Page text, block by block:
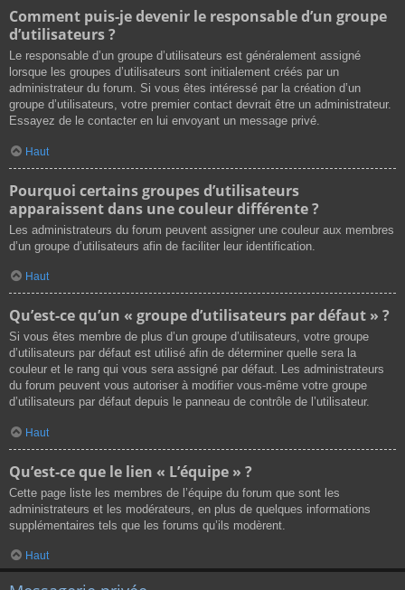
Comment puis-je devenir le responsable d’un groupe
d’utilisateurs ?
Le responsable d’un groupe d’utilisateurs est généralement assigné
lorsque les groupes d’utilisateurs sont initialement créés par un
administrateur du forum. Si vous êtes intéressé par la création d’un
groupe d’utilisateurs, votre premier contact devrait être un administrateur.
Essayez de le contacter en lui envoyant un message privé.
Haut
Pourquoi certains groupes d’utilisateurs
apparaissent dans une couleur différente ?
Les administrateurs du forum peuvent assigner une couleur aux membres
d’un groupe d’utilisateurs afin de faciliter leur identification.
Haut
Qu’est-ce qu’un « groupe d’utilisateurs par défaut » ?
Si vous êtes membre de plus d’un groupe d’utilisateurs, votre groupe
d’utilisateurs par défaut est utilisé afin de déterminer quelle sera la
couleur et le rang qui vous sera assigné par défaut. Les administrateurs
du forum peuvent vous autoriser à modifier vous-même votre groupe
d’utilisateurs par défaut depuis le panneau de contrôle de l’utilisateur.
Haut
Qu’est-ce que le lien « L’équipe » ?
Cette page liste les membres de l’équipe du forum que sont les
administrateurs et les modérateurs, en plus de quelques informations
supplémentaires tels que les forums qu’ils modèrent.
Haut